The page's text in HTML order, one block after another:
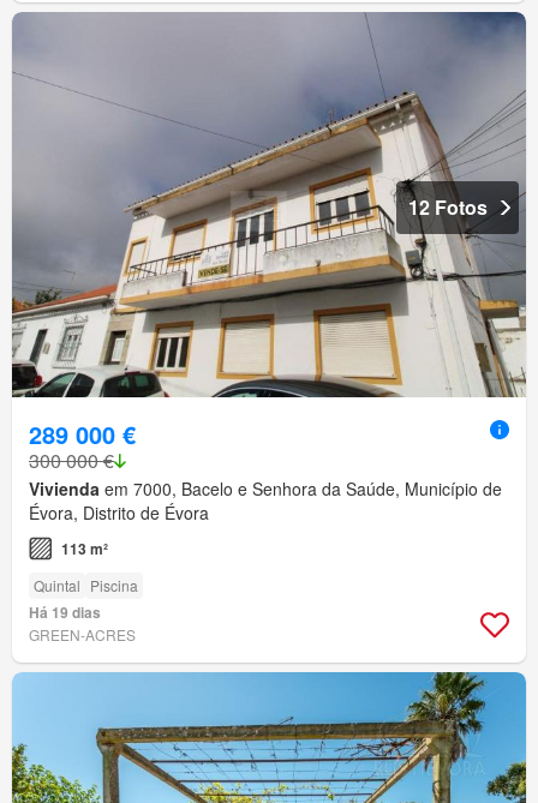
12 Fotos
289 000 €
300 000 €
Vivienda em 7000, Bacelo e Senhora da Saúde, Município de
Évora, Distrito de Évora
113 m²
Quintal Piscina
Há 19 dias
GREEN-ACRES